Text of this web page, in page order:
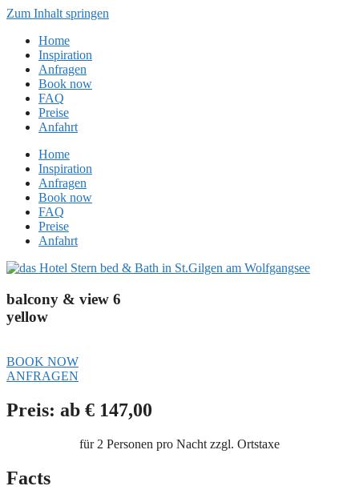
Zum Inhalt springen
Home
Inspiration
Anfragen
Book now
FAQ
Preise
Anfahrt
Home
Inspiration
Anfragen
Book now
FAQ
Preise
Anfahrt
balcony & view 6
yellow
BOOK NOW
ANFRAGEN
Preis: ab € 147,00
für 2 Personen pro Nacht zzgl. Ortstaxe
Facts